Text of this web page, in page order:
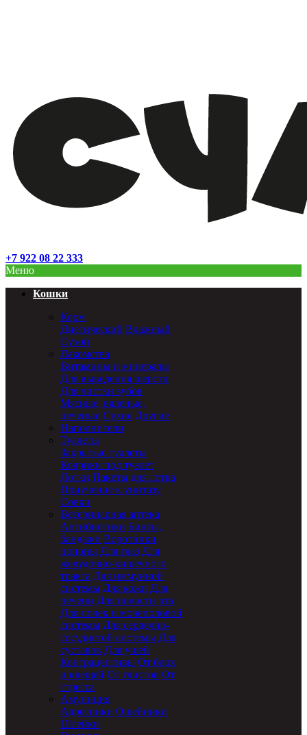
+7 922 08 22 333
Меню
Кошки
Корм
Диетический Влажный
Сухой
Лакомства
Витамины и минералы
Для выведения шерсти
Для чистки зубов
Мясные, вяленые,
печеные Сухие Другие
Наполнители
Туалеты
Закрытые туалеты
Коврики под туалет
Лотки Пакеты для лотка
Приучение к унитазу
Совки
Ветеринарная аптека
Антибиотики Бинты,
бандажи Воротники,
попоны Для глаз Для
желудочно-кишечного
тракта Для иммунной
системы Для кожи Для
печени Для полости рта
Для почек и мочеполовой
системы Для сердечно-
сосудистой системы Для
суставов Для ушей
Контрацептивы От блох
и клещей От глистов От
стресса
Амуниция
Адресники Ошейники
Шлейки